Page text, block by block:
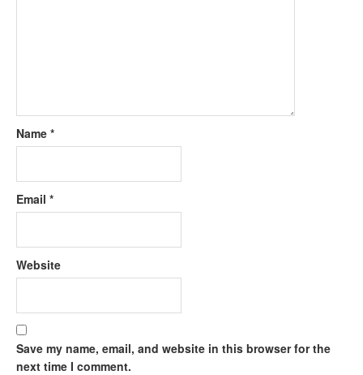
Name *
Email *
Website
Save my name, email, and website in this browser for the
next time I comment.